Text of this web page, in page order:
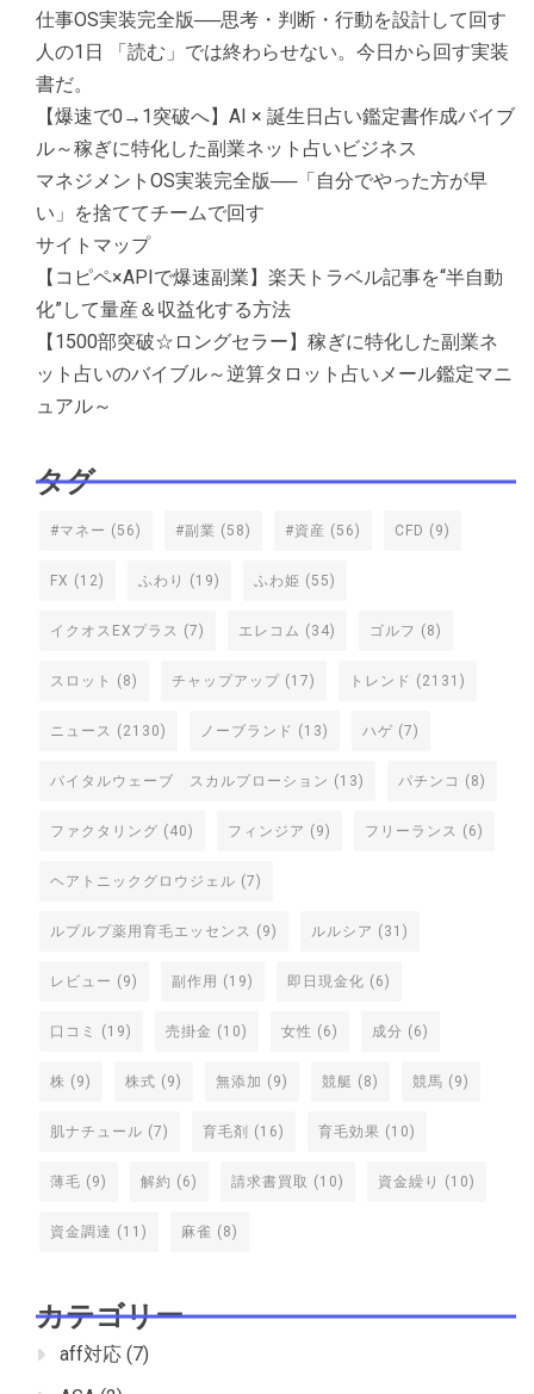
仕事OS実装完全版──思考・判断・行動を設計して回す
人の1日 「読む」では終わらせない。今日から回す実装
書だ。
【爆速で0→1突破へ】AI × 誕生日占い鑑定書作成バイブ
ル～稼ぎに特化した副業ネット占いビジネス
マネジメントOS実装完全版──「自分でやった方が早
い」を捨ててチームで回す
サイトマップ
【コピペ×APIで爆速副業】楽天トラベル記事を“半自動
化”して量産＆収益化する方法
【1500部突破☆ロングセラー】稼ぎに特化した副業ネ
ット占いのバイブル～逆算タロット占いメール鑑定マニ
ュアル～
タグ
#マネー (56) #副業 (58) #資産 (56) CFD (9)
FX (12) ふわり (19) ふわ姫 (55)
イクオスEXプラス (7) エレコム (34) ゴルフ (8)
スロット (8) チャップアップ (17) トレンド (2131)
ニュース (2130) ノーブランド (13) ハゲ (7)
バイタルウェーブ スカルプローション (13) パチンコ (8)
ファクタリング (40) フィンジア (9) フリーランス (6)
ヘアトニックグロウジェル (7)
ルプルプ薬用育毛エッセンス (9) ルルシア (31)
レビュー (9) 副作用 (19) 即日現金化 (6)
口コミ (19) 売掛金 (10) 女性 (6) 成分 (6)
株 (9) 株式 (9) 無添加 (9) 競艇 (8) 競馬 (9)
肌ナチュール (7) 育毛剤 (16) 育毛効果 (10)
薄毛 (9) 解約 (6) 請求書買取 (10) 資金繰り (10)
資金調達 (11) 麻雀 (8)
カテゴリー
aff対応 (7)